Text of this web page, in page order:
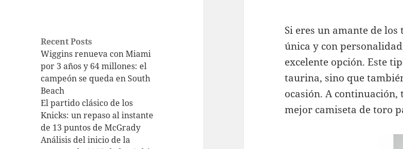
Recent Posts
Wiggins renueva con Miami
por 3 años y 64 millones: el
campeón se queda en South
Beach
El partido clásico de los
Knicks: un repaso al instante
de 13 puntos de McGrady
Análisis del inicio de la
Si eres un amante de
única y con
excelente opción. Este
taurina, sino que
ocasión. A continuación,
mejor camiseta de toro